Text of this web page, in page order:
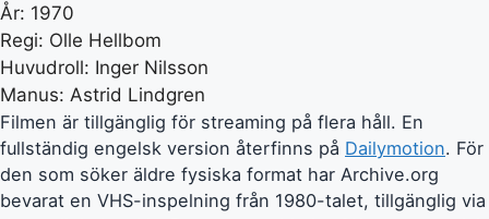
År: 1970
Regi: Olle Hellbom
Huvudroll: Inger Nilsson
Manus: Astrid Lindgren
Filmen är tillgänglig för streaming på flera håll. En
fullständig engelsk version återfinns på Dailymotion. För
den som söker äldre fysiska format har Archive.org
bevarat en VHS-inspelning från 1980-talet, tillgänglig via